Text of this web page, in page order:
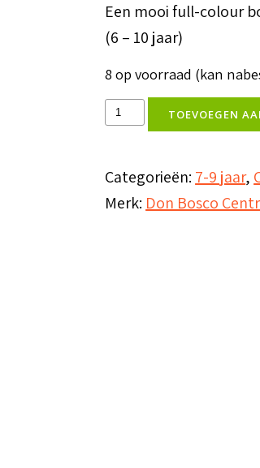
Een mooi full-colour
(6 – 10 jaar)
8 op voorraad (kan
Dominiek
jong
en
TOEVOEGEN
Categorieën: 7-9 jaar,
Merk: Don Bosco